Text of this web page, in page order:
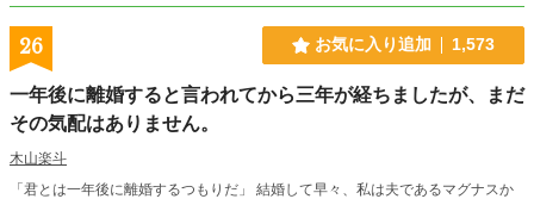
26 お気に入り追加 1,573
一年後に離婚すると言われてから三年が経ちましたが、まだ
その気配はありません。
木山楽斗
「君とは一年後に離婚するつもりだ」 結婚して早々、私は夫であるマグナスか